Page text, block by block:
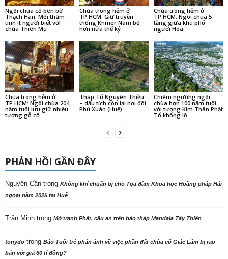
Ngôi chùa cổ bên bờ
Thạch Hãn: Mối thâm
tình ít người biết với
chùa Thiên Mụ
Chùa trong hẻm ở
TP.HCM: Giữ truyền
thống Khmer Nam bộ
hơn nửa thế kỷ
Chùa trong hẻm ở
TP.HCM: Ngôi chùa 5
tầng giữa khu phố
người Hoa
Chùa trong hẻm ở
TP.HCM: Ngôi chùa 204
năm tuổi lưu giữ nhiều
tượng gỗ cổ
Tháp Tổ Nguyên Thiều
– dấu tích còn lại nơi đồi
Phú Xuân (Huế)
Chiêm ngưỡng ngôi
chùa hơn 100 năm tuổi
với tượng Kim Thân Phật
Tổ khổng lồ
PHẢN HỒI GẦN ĐÂY
Nguyên Cần trong Không khí chuẩn bị cho Tọa đàm Khoa học Hoằng pháp Hải
ngoại năm 2025 tại Huế
Trần Minh trong Mở tranh Phật, cầu an trên bảo tháp Mandala Tây Thiên
tonydo trong Báo Tuổi trẻ phản ảnh về việc phần đất chùa cổ Giác Lâm bị rao
bán với giá 60 tỉ đồng?